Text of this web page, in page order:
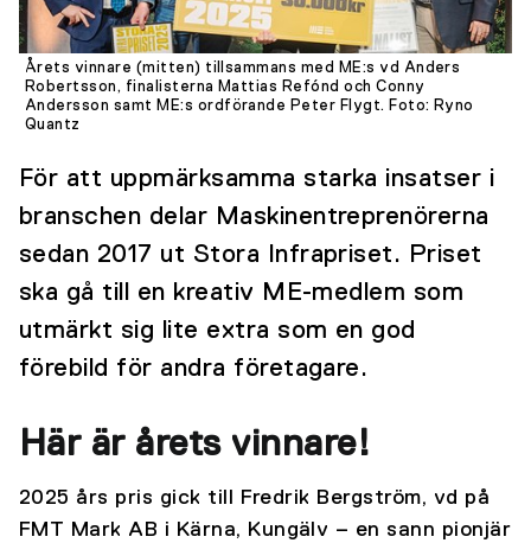
Årets vinnare (mitten) tillsammans med ME:s vd Anders
Robertsson, finalisterna Mattias Refónd och Conny
Andersson samt ME:s ordförande Peter Flygt. Foto: Ryno
Quantz
För att uppmärksamma starka insatser i
branschen delar Maskinentreprenörerna
sedan 2017 ut Stora Infrapriset. Priset
ska gå till en kreativ ME-medlem som
utmärkt sig lite extra som en god
förebild för andra företagare.
Här är årets vinnare!
2025 års pris gick till Fredrik Bergström, vd på
FMT Mark AB i Kärna, Kungälv – en sann pionjär